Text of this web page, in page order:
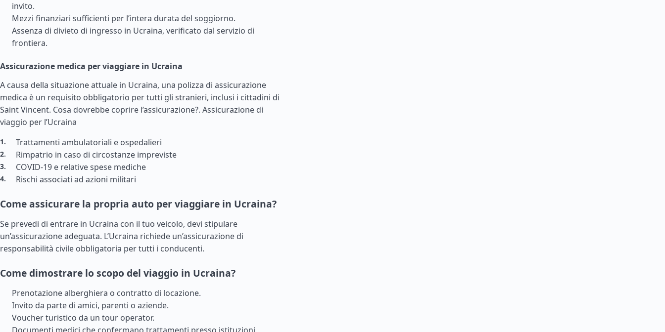
invito.
Mezzi finanziari sufficienti per l’intera durata del soggiorno.
Assenza di divieto di ingresso in Ucraina, verificato dal servizio di
frontiera.
Assicurazione medica per viaggiare in Ucraina
A causa della situazione attuale in Ucraina, una polizza di assicurazione
medica è un requisito obbligatorio per tutti gli stranieri, inclusi i cittadini di
Saint Vincent. Cosa dovrebbe coprire l’assicurazione?. Assicurazione di
viaggio per l’Ucraina
Trattamenti ambulatoriali e ospedalieri
Rimpatrio in caso di circostanze impreviste
COVID-19 e relative spese mediche
Rischi associati ad azioni militari
Come assicurare la propria auto per viaggiare in Ucraina?
Se prevedi di entrare in Ucraina con il tuo veicolo, devi stipulare
un’assicurazione adeguata. L’Ucraina richiede un’assicurazione di
responsabilità civile obbligatoria per tutti i conducenti.
Come dimostrare lo scopo del viaggio in Ucraina?
Prenotazione alberghiera o contratto di locazione.
Invito da parte di amici, parenti o aziende.
Voucher turistico da un tour operator.